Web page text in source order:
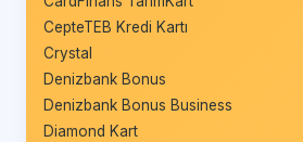
CepteTEB Kredi Kartı
Crystal
Denizbank Bonus
Denizbank Bonus Business
Diamond Kart